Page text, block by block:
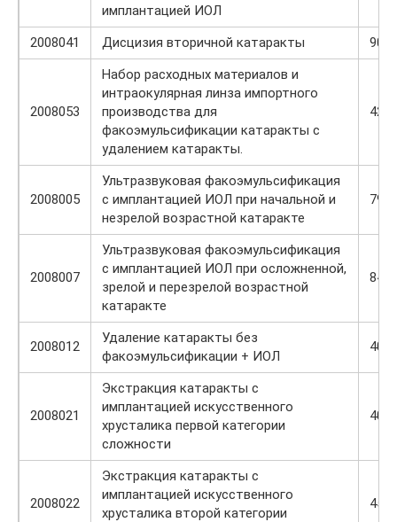
имплантацией ИОЛ
2008041 Дисцизия вторичной катаракты 9000
2008053
Набор расходных материалов и
интраокулярная линза импортного
производства для
факоэмульсификации катаракты с
удалением катаракты.
2008005
Ультразвуковая факоэмульсификация
с имплантацией ИОЛ при начальной и
незрелой возрастной катаракте
2008007
Ультразвуковая факоэмульсификация
с имплантацией ИОЛ при осложненной,
зрелой и перезрелой возрастной
катаракте
2008012
Удаление катаракты без
факоэмульсификации + ИОЛ
2008021
Экстракция катаракты с
имплантацией искусственного
хрусталика первой категории
сложности
2008022
Экстракция катаракты с
имплантацией искусственного
хрусталика второй категории